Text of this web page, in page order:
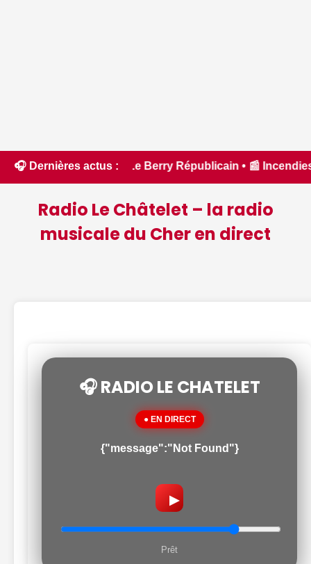
🎧 Dernières actus :
- Le Berry Républicain • 📰 Incendies : des
Radio Le Châtelet – la radio
musicale du Cher en direct
🎧 RADIO LE CHATELET
● EN DIRECT
{"message":"Not Found"}
▶
Prêt